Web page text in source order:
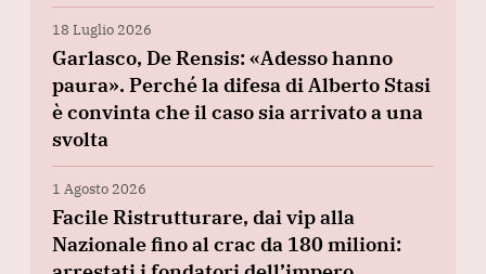
18 Luglio 2026
Garlasco, De Rensis: «Adesso hanno
paura». Perché la difesa di Alberto Stasi
è convinta che il caso sia arrivato a una
svolta
1 Agosto 2026
Facile Ristrutturare, dai vip alla
Nazionale fino al crac da 180 milioni: